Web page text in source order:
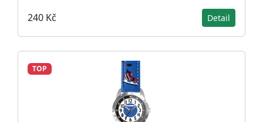
240 Kč Detail
TOP